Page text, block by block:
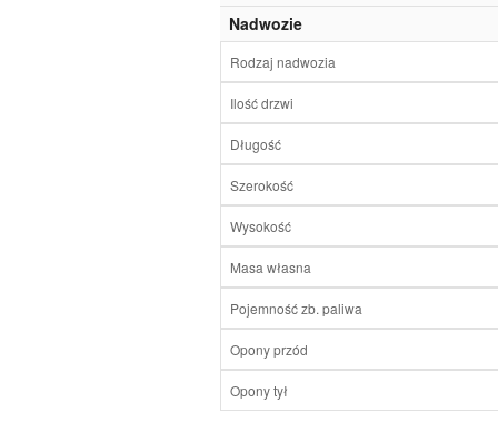
Nadwozie
Rodzaj nadwozia
Ilość drzwi
Długość
Szerokość
Wysokość
Masa własna
Pojemność zb. paliwa
Opony przód
Opony tył